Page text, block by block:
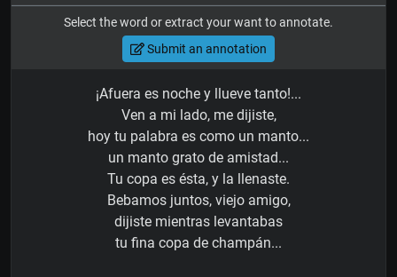
Select the word or extract your want to annotate.
Submit an annotation
¡Afuera es noche y llueve tanto!...
Ven a mi lado, me dijiste,
hoy tu palabra es como un manto...
un manto grato de amistad...
Tu copa es ésta, y la llenaste.
Bebamos juntos, viejo amigo,
dijiste mientras levantabas
tu fina copa de champán...